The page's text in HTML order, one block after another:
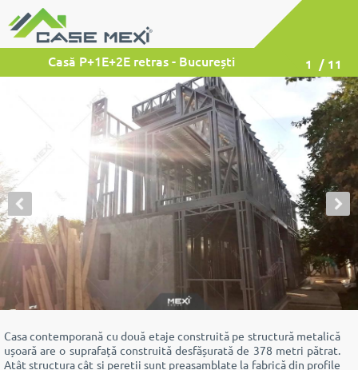
Casă P+1E+2E retras - București 1 / 11
Casa contemporană cu două etaje construită pe structură metalică
ușoară are o suprafață construită desfășurată de 378 metri pătrat.
Atât structura cât și pereții sunt preasamblate la fabrică din profile